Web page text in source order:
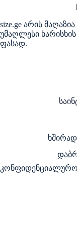
size.ge არის
უმაღლესი
ფასად.